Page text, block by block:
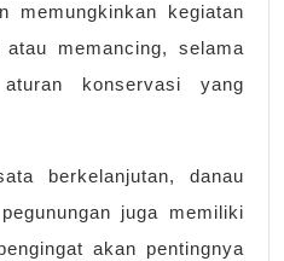
memungkinkan kegiatan
memancing, selama
konservasi yang
berkelanjutan, danau
juga memiliki
akan pentingnya